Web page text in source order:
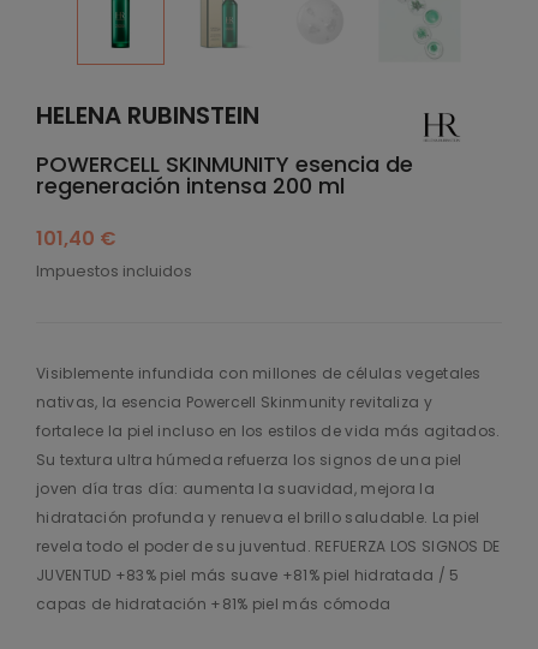
HELENA RUBINSTEIN
POWERCELL SKINMUNITY esencia de
regeneración intensa 200 ml
101,40 €
Impuestos incluidos
Visiblemente infundida con millones de células vegetales
nativas, la esencia Powercell Skinmunity revitaliza y
fortalece la piel incluso en los estilos de vida más agitados.
Su textura ultra húmeda refuerza los signos de una piel
joven día tras día: aumenta la suavidad, mejora la
hidratación profunda y renueva el brillo saludable. La piel
revela todo el poder de su juventud. REFUERZA LOS SIGNOS DE
JUVENTUD +83% piel más suave +81% piel hidratada / 5
capas de hidratación +81% piel más cómoda